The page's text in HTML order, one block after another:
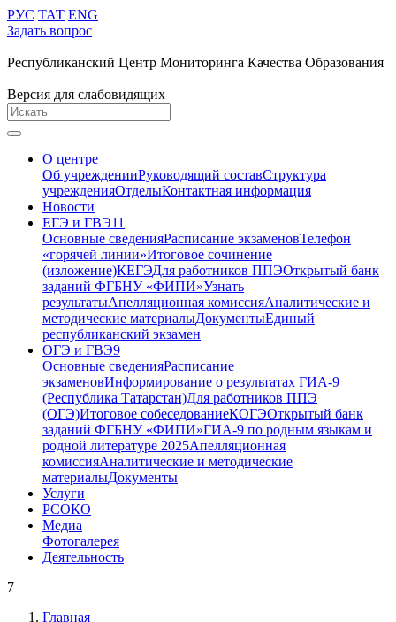
РУС ТАТ ENG
Задать вопрос
Республиканский Центр Мониторинга Качества Образования
Версия для слабовидящих
О центре
Об учрежденииРуководящий составСтруктура
учрежденияОтделыКонтактная информация
Новости
ЕГЭ и ГВЭ11
Основные сведенияРасписание экзаменовТелефон
«горячей линии»Итоговое сочинение
(изложение)КЕГЭДля работников ППЭОткрытый банк
заданий ФГБНУ «ФИПИ»Узнать
результатыАпелляционная комиссияАналитические и
методические материалыДокументыЕдиный
республиканский экзамен
ОГЭ и ГВЭ9
Основные сведенияРасписание
экзаменовИнформирование о результатах ГИА-9
(Республика Татарстан)Для работников ППЭ
(ОГЭ)Итоговое собеседованиеКОГЭОткрытый банк
заданий ФГБНУ «ФИПИ»ГИА-9 по родным языкам и
родной литературе 2025Апелляционная
комиссияАналитические и методические
материалыДокументы
Услуги
РСОКО
Медиа
Фотогалерея
Деятельность
7
Главная